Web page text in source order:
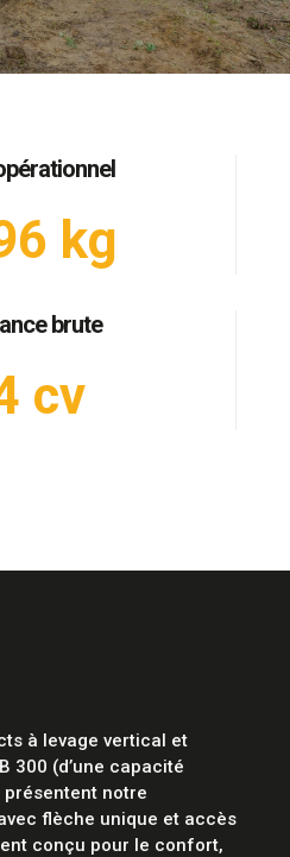
kg
brute
cv
à levage vertical et
300 (d’une capacité
présentent notre
flèche unique et accès
conçu pour le confort,